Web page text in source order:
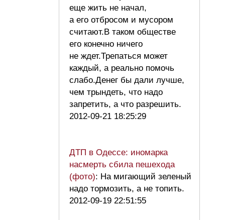
еще жить не начал,
а его отбросом и мусором
считают.В таком обществе
его конечно ничего
не ждет.Трепаться может
каждый, а реально помочь
слабо.Денег бы дали лучше,
чем трындеть, что надо
запретить, а что разрешить.
2012-09-21 18:25:29
ДТП в Одессе: иномарка
насмерть сбила пешехода
(фото): На мигающий зеленый
надо тормозить, а не топить.
2012-09-19 22:51:55